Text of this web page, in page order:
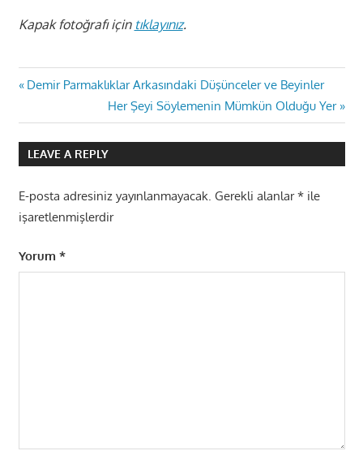
Kapak fotoğrafı için tıklayınız.
Yazı
gezinmesi
Previous
Demir Parmaklıklar Arkasındaki Düşünceler ve Beyinler
Next
Post:
Her Şeyi Söylemenin Mümkün Olduğu Yer
LEAVE A REPLY
E-posta adresiniz yayınlanmayacak. Gerekli alanlar*ile
işaretlenmişlerdir
Yorum *